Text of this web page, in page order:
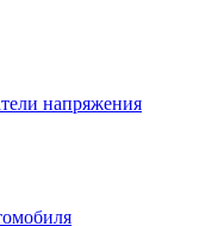
напряжения